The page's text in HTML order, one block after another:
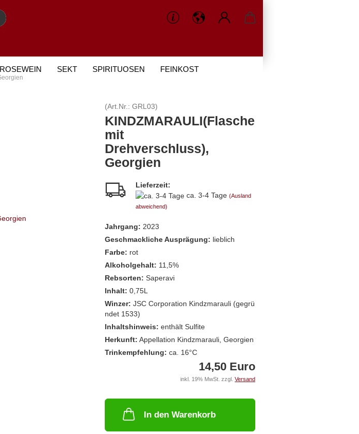
ROSEWEIN SEKT SPIRITUOSEN FEINKOST
(Art.Nr.: GRL03)
KINDZMARAULI(Flasche
mit
Drehverschluss),
Georgien
Lieferzeit:
ca. 3-4 Tage (Ausland
abweichend)
Jahrgang: 2023
Geschmackliche Ausprägung: lieblich
Farbe: rot
Alkoholgehalt: 11,5%
Rebsorten: Saperavi
Inhalt: 0,75L
Winzer: JSC Corporation Kindzmarauli (gegrü
ndet 1533)
Inhaltshinweis: enthält Sulfite
Herkunft: Appellation Kindzmarauli, Georgien
Trinkempfehlung: ca. 16°C
14,50 Euro
inkl. 19% MwSt. zzgl. Versand
In den Warenkorb